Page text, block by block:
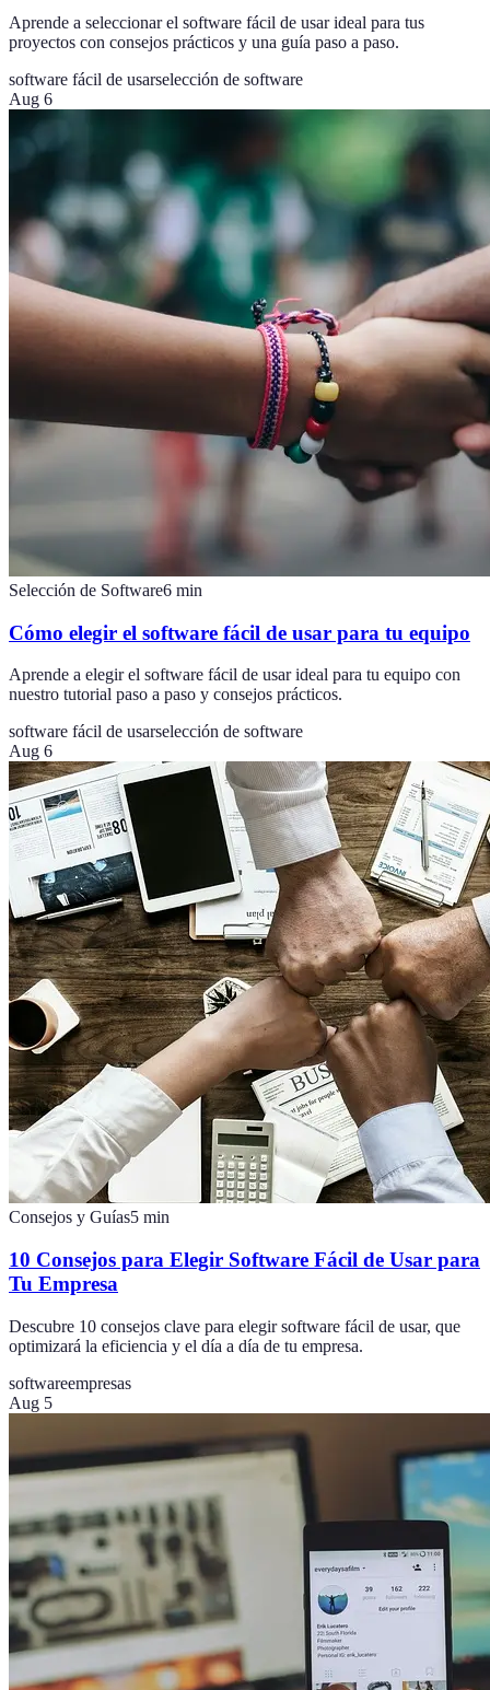
Aprende a seleccionar el software fácil de usar ideal para tus
proyectos con consejos prácticos y una guía paso a paso.
software fácil de usarselección de software
Aug 6
Selección de Software6 min
Cómo elegir el software fácil de usar para tu equipo
Aprende a elegir el software fácil de usar ideal para tu equipo con
nuestro tutorial paso a paso y consejos prácticos.
software fácil de usarselección de software
Aug 6
Consejos y Guías5 min
10 Consejos para Elegir Software Fácil de Usar para
Tu Empresa
Descubre 10 consejos clave para elegir software fácil de usar, que
optimizará la eficiencia y el día a día de tu empresa.
softwareempresas
Aug 5